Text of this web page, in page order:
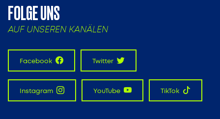
FOLGE UNS
AUF UNSEREN KANÄLEN
Facebook Twitter
Instagram YouTube TikTok